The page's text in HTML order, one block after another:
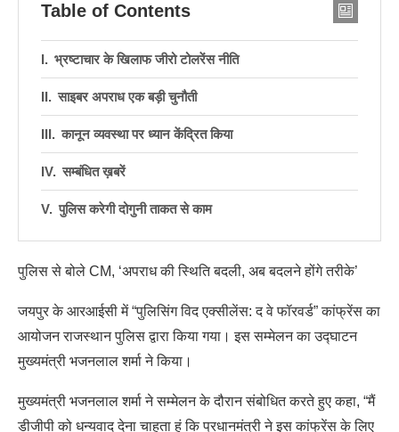
Table of Contents
भ्रष्टाचार के खिलाफ जीरो टोलरेंस नीति
साइबर अपराध एक बड़ी चुनौती
कानून व्यवस्था पर ध्यान केंद्रित किया
सम्बंधित ख़बरें
पुलिस करेगी दोगुनी ताकत से काम
पुलिस से बोले CM, ‘अपराध की स्थिति बदली, अब बदलने होंगे तरीके’
जयपुर के आरआईसी में “पुलिसिंग विद एक्सीलेंस: द वे फॉरवर्ड” कांफ्रेंस का
आयोजन राजस्थान पुलिस द्वारा किया गया। इस सम्मेलन का उद्घाटन
मुख्यमंत्री भजनलाल शर्मा ने किया।
मुख्यमंत्री भजनलाल शर्मा ने सम्मेलन के दौरान संबोधित करते हुए कहा, “मैं
डीजीपी को धन्यवाद देना चाहता हूं कि प्रधानमंत्री ने इस कांफ्रेंस के लिए